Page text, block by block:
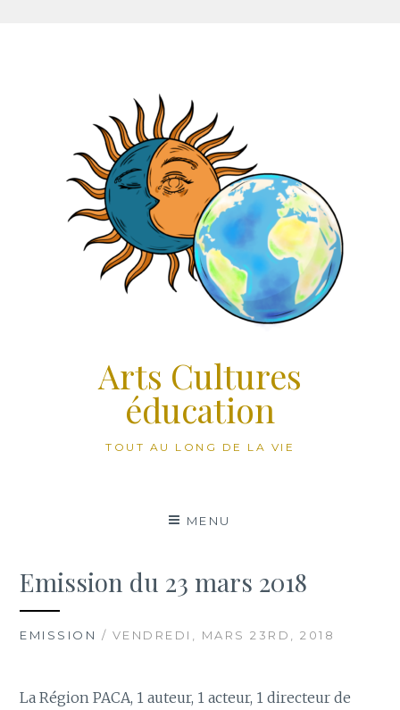
Arts Cultures
éducation
TOUT AU LONG DE LA VIE
MENU
Emission du 23 mars 2018
EMISSION / VENDREDI, MARS 23RD, 2018
La Région PACA, 1 auteur, 1 acteur, 1 directeur de